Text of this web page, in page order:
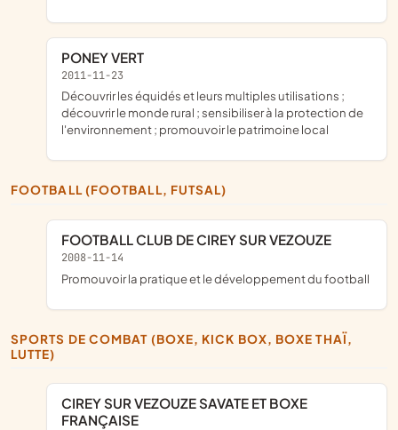
PONEY VERT
2011-11-23
découvrir les équidés et leurs multiples utilisations ;
découvrir le monde rural ; sensibiliser à la protection de
l'environnement ; promouvoir le patrimoine local
FOOTBALL (FOOTBALL, FUTSAL)
FOOTBALL CLUB DE CIREY SUR VEZOUZE
2008-11-14
promouvoir la pratique et le développement du football
SPORTS DE COMBAT (BOXE, KICK BOX, BOXE THAÏ,
LUTTE)
CIREY SUR VEZOUZE SAVATE ET BOXE
FRANÇAISE